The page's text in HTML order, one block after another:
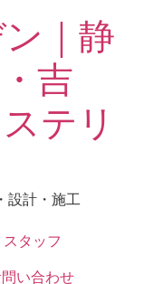
｜静
吉
テリ
設計・施工
スタッフ
い合わせ